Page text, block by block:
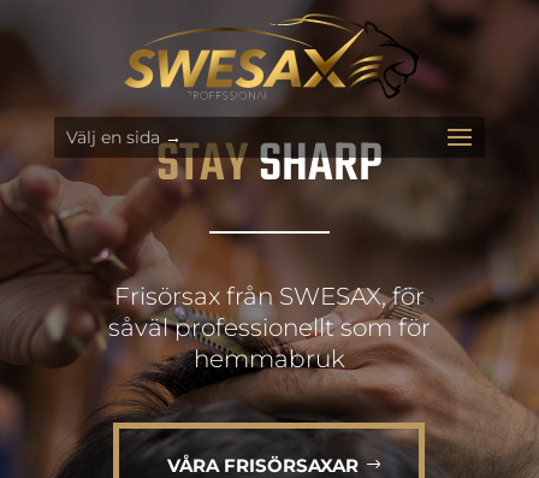
Välj en sidaSTAYSHARP
Frisörsax från SWESAX, för
såväl professionellt som för
hemmabruk
VÅRA FRISÖRSAXAR